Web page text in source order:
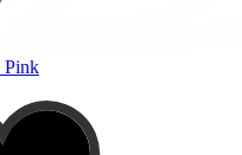
Pink